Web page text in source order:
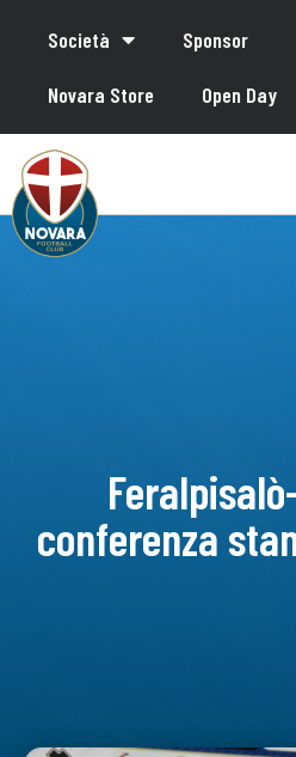
Società Sponsor
Novara Store Open Day
conferenza